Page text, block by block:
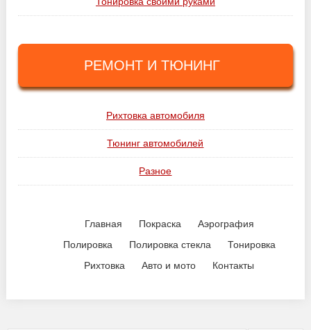
РЕМОНТ И ТЮНИНГ
Рихтовка автомобиля
Тюнинг автомобилей
Разное
Главная Покраска
Аэрография
Полировка
Полировка стекла
Тонировка
Рихтовка
Авто и мото Контакты